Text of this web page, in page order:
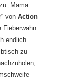
„Mama
von Action
Fieberwahn
endlich
zu